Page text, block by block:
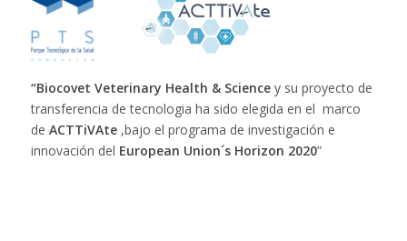
“Biocovet Veterinary Health & Sciencey su proyecto de
transferencia de tecnologia ha sido elegida en el marco
de ACTTiVAte,bajo el programa de investigación e
innovación del European Union´s Horizon 2020”